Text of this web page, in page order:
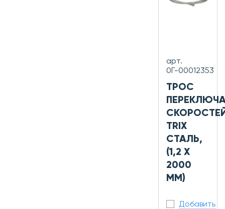
арт.
0Г-00012353
ТРОС
TRIX
СТАЛЬ,
(1,2 X
2000
MM)
Добавить